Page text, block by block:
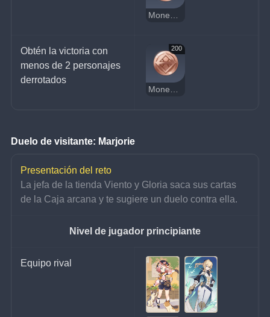
Obtén la victoria con
menos de 2 personajes
derrotados
200
Duelo de visitante: Marjorie
Presentación del reto
La jefa de la tienda Viento y Gloria saca sus cartas
de la Caja arcana y te sugiere un duelo contra ella.
Nivel de jugador principiante
Equipo rival